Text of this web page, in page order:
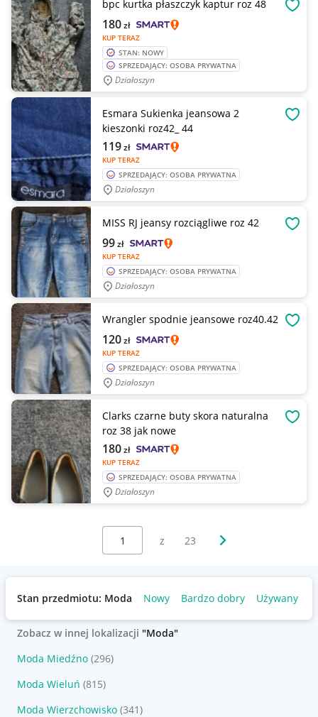
bpc kurtka płaszczyk kaptur roz 48
KUP TERAZ
180zł
STAN: NOWY
SPRZEDAJĄCY: OSOBA PRYWATNA
Działoszyn
Esmara Sukienka jeansowa 2
kieszonki roz42_ 44
KUP TERAZ
119zł
SPRZEDAJĄCY: OSOBA PRYWATNA
Działoszyn
MISS RJ jeansy rozciągliwe roz 42
KUP TERAZ
99zł
SPRZEDAJĄCY: OSOBA PRYWATNA
Działoszyn
Wrangler spodnie jeansowe roz40.42
KUP TERAZ
120zł
SPRZEDAJĄCY: OSOBA PRYWATNA
Działoszyn
Clarks czarne buty skora naturalna
roz 38 jak nowe
KUP TERAZ
180zł
SPRZEDAJĄCY: OSOBA PRYWATNA
Działoszyn
Wybierz stronę:
z 23 Następna strona
Stan przedmiotu: Moda Nowy Bardzo dobry Używany
Zobacz w innej lokalizacji "Moda"
Moda Miedźno (296)
Moda Wieluń (815)
Moda Wierzchowisko (341)